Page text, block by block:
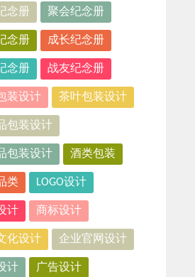
念册 聚会纪念册
念册 成长纪念册
念册 战友纪念册
装设计 茶叶包装设计
包装设计
包装设计 酒类包装
类 LOGO设计
计 商标设计
化设计 企业官网设计
计 广告设计